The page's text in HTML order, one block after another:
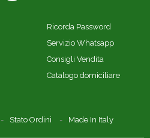
Ricorda Password
Servizio Whatsapp
Consigli Vendita
Catalogo domiciliare
Stato Ordini Made In Italy